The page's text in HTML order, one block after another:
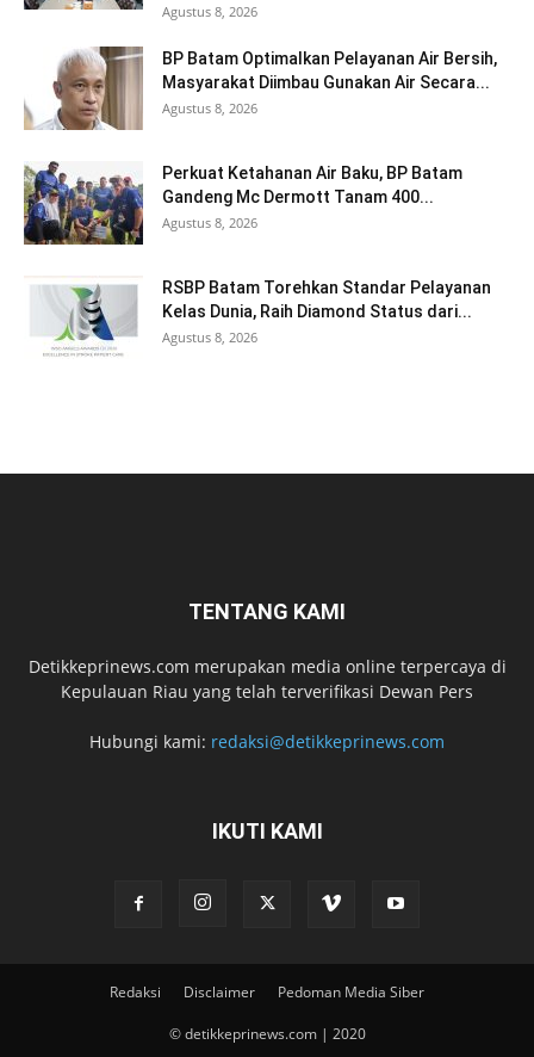
Agustus 8, 2026
BP Batam Optimalkan Pelayanan Air Bersih,
Masyarakat Diimbau Gunakan Air Secara...
Agustus 8, 2026
Perkuat Ketahanan Air Baku, BP Batam
Gandeng Mc Dermott Tanam 400...
Agustus 8, 2026
RSBP Batam Torehkan Standar Pelayanan
Kelas Dunia, Raih Diamond Status dari...
Agustus 8, 2026
TENTANG KAMI
Detikkeprinews.com merupakan media online terpercaya di
Kepulauan Riau yang telah terverifikasi Dewan Pers
Hubungi kami: redaksi@detikkeprinews.com
IKUTI KAMI
Redaksi Disclaimer Pedoman Media Siber
© detikkeprinews.com | 2020